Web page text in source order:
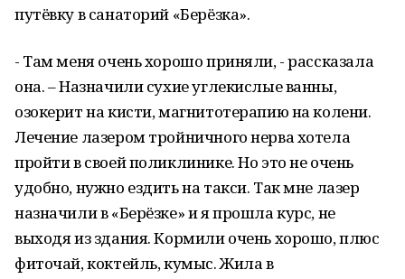
путёвку в санаторий «Берёзка».
- Там меня очень хорошо приняли, - рассказала
она. – Назначили сухие углекислые ванны,
озокерит на кисти, магнитотерапию на колени.
Лечение лазером тройничного нерва хотела
пройти в своей поликлинике. Но это не очень
удобно, нужно ездить на такси. Так мне лазер
назначили в «Берёзке» и я прошла курс, не
выходя из здания. Кормили очень хорошо, плюс
фиточай, коктейль, кумыс. Жила в